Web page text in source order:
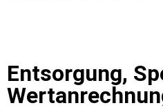
Entsorgung,